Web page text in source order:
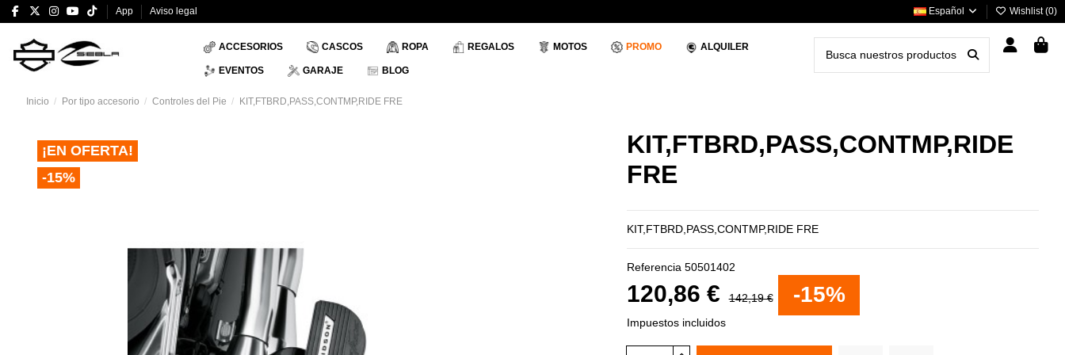
App Aviso legal Español Wishlist (0)
ACCESORIOS CASCOS ROPA REGALOS MOTOS PROMO ALQUILER
EVENTOS GARAJE BLOG
Inicio Por tipo accesorio Controles del Pie KIT,FTBRD,PASS,CONTMP,RIDE FRE
¡EN OFERTA!
-15%
KIT,FTBRD,PASS,CONTMP,RIDE
FRE
KIT,FTBRD,PASS,CONTMP,RIDE FRE
Referencia 50501402
120,86 € 142,19 € -15%
Impuestos incluidos